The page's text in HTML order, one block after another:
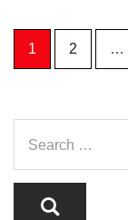
der
1 2 …